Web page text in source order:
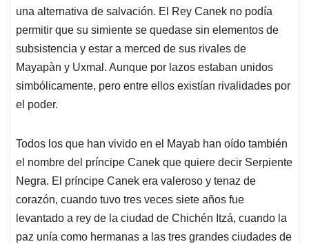
una alternativa de salvación. El Rey Canek no podía
permitir que su simiente se quedase sin elementos de
subsistencia y estar a merced de sus rivales de
Mayapàn y Uxmal. Aunque por lazos estaban unidos
simbólicamente, pero entre ellos existían rivalidades por
el poder.
Todos los que han vivido en el Mayab han oído también
el nombre del príncipe Canek que quiere decir Serpiente
Negra. El príncipe Canek era valeroso y tenaz de
corazón, cuando tuvo tres veces siete años fue
levantado a rey de la ciudad de Chichén Itzá, cuando la
paz unía como hermanas a las tres grandes ciudades de